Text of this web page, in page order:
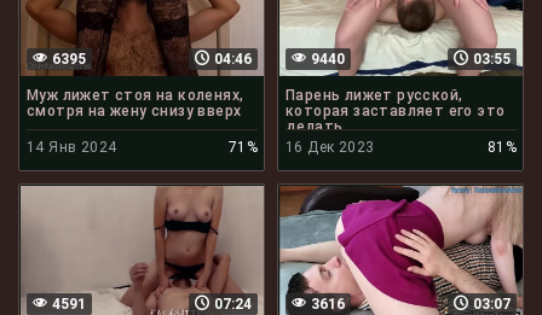
04:46
6395
Муж лижет стоя на коленях,
смотря на жену снизу вверх
14 Янв 2024 71%
03:55
9440
Парень лижет русской,
которая заставляет его это
делать
16 Дек 2023
81%
07:24
4591 03:07
3616